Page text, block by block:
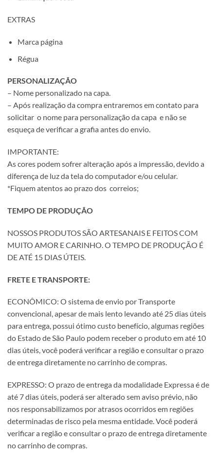
EXTRAS
Marca página
Régua
PERSONALIZAÇÃO
– Nome personalizado na capa.
– Após realização da compra entraremos em contato para
solicitar o nome para personalização da capa e não se
esqueça de verificar a grafia antes do envio.
IMPORTANTE:
As cores podem sofrer alteração após a impressão, devido a
diferença de luz da tela do computador e/ou celular.
*Fiquem atentos ao prazo dos correios;
TEMPO DE PRODUÇÃO
NOSSOS PRODUTOS SÃO ARTESANAIS E FEITOS COM
MUITO AMOR E CARINHO. O TEMPO DE PRODUÇÃO É
DE ATÉ 15 DIAS ÚTEIS.
FRETE E TRANSPORTE:
ECONÔMICO: O sistema de envio por Transporte
convencional, apesar de mais lento levando até 25 dias úteis
para entrega, possui ótimo custo benefício, algumas regiões
do Estado de São Paulo podem receber o produto em até 10
dias úteis, você poderá verificar a região e consultar o prazo
de entrega diretamente no carrinho de compras.
EXPRESSO: O prazo de entrega da modalidade Expressa é de
até 7 dias úteis, poderá ser alterado sem aviso prévio, não
nos responsabilizamos por atrasos ocorridos em regiões
determinadas de risco pela mesma entidade. Você poderá
verificar a região e consultar o prazo de entrega diretamente
no carrinho de compras.